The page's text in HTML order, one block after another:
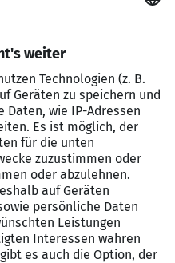
die REIF GRUPPE
internes Fort-
umfassende
Patensystem; stetiger
anhand von Jahres-,
von (Aufstiegs-)
für flexibles
Lernen mit über 100
| z.B. professionelle